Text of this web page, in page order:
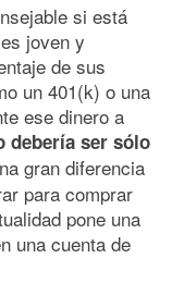
si está
joven y
de sus
un 401(k) o una
ese dinero a
debería ser sólo
gran diferencia
para comprar
pone una
una cuenta de